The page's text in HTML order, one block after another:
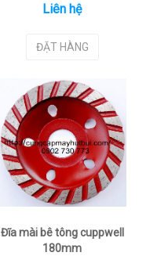
Liên hệ
ĐẶT HÀNG
Đĩa mài bê tông cuppwell
180mm